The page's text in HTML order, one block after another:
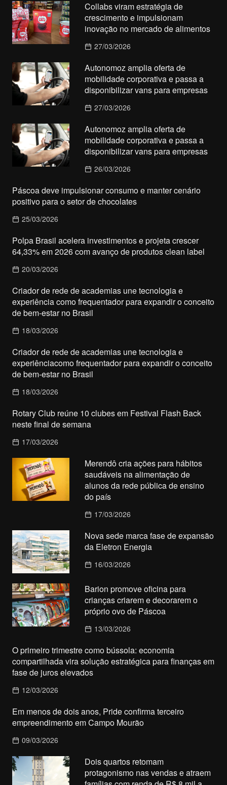
Collabs viram estratégia de
crescimento e impulsionam
inovação no mercado de alimentos
27/03/2026
Autonomoz amplia oferta de
mobilidade corporativa e passa a
disponibilizar vans para empresas
27/03/2026
Autonomoz amplia oferta de
mobilidade corporativa e passa a
disponibilizar vans para empresas
26/03/2026
Páscoa deve impulsionar consumo e manter cenário
positivo para o setor de chocolates
25/03/2026
Polpa Brasil acelera investimentos e projeta crescer
64,33% em 2026 com avanço de produtos clean label
20/03/2026
Criador de rede de academias une tecnologia e
experiência como frequentador para expandir o conceito
de bem-estar no Brasil
18/03/2026
Criador de rede de academias une tecnologia e
experiênciacomo frequentador para expandir o conceito
de bem-estar no Brasil
18/03/2026
Rotary Club reúne 10 clubes em Festival Flash Back
neste final de semana
17/03/2026
Merendô cria ações para hábitos
saudáveis na alimentação de
alunos da rede pública de ensino
do país
17/03/2026
Nova sede marca fase de expansão
da Eletron Energia
16/03/2026
Barion promove oficina para
crianças criarem e decorarem o
próprio ovo de Páscoa
13/03/2026
O primeiro trimestre como bússola: economia
compartilhada vira solução estratégica para finanças em
fase de juros elevados
12/03/2026
Em menos de dois anos, Pride confirma terceiro
empreendimento em Campo Mourão
09/03/2026
Dois quartos retomam
protagonismo nas vendas e atraem